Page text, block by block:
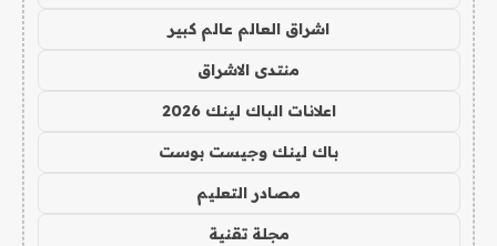
اشراق العالم عالم كبير
منتدى الاشراق
اعلانات الباك لينك 2026
باك لينك وجيست بوست
مصادر التعليم
مجلة تقنية